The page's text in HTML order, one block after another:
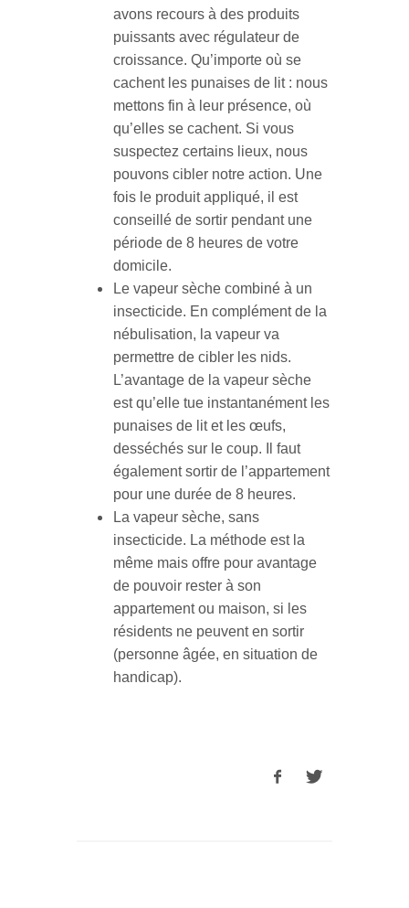
avons recours à des produits
puissants avec régulateur de
croissance. Qu’importe où se
cachent les punaises de lit : nous
mettons fin à leur présence, où
qu’elles se cachent. Si vous
suspectez certains lieux, nous
pouvons cibler notre action. Une
fois le produit appliqué, il est
conseillé de sortir pendant une
période de 8 heures de votre
domicile.
Le vapeur sèche combiné à un
insecticide. En complément de la
nébulisation, la vapeur va
permettre de cibler les nids.
L’avantage de la vapeur sèche
est qu’elle tue instantanément les
punaises de lit et les œufs,
desséchés sur le coup. Il faut
également sortir de l’appartement
pour une durée de 8 heures.
La vapeur sèche, sans
insecticide. La méthode est la
même mais offre pour avantage
de pouvoir rester à son
appartement ou maison, si les
résidents ne peuvent en sortir
(personne âgée, en situation de
handicap).